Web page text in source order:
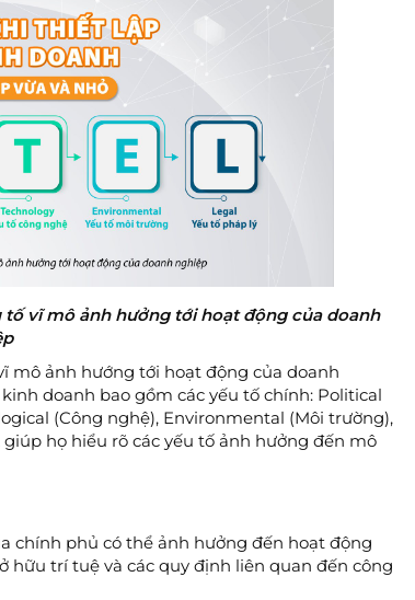
tố vĩ mô ảnh hưởng tới hoạt động của doanh
mô ảnh hướng tới hoạt động của doanh
doanh bao gồm các yếu tố chính: Political
(Công nghệ), Environmental (Môi trường),
giúp họ hiểu rõ các yếu tố ảnh hưởng đến mô
chính phủ có thể ảnh hưởng đến hoạt động
hữu trí tuệ và các quy định liên quan đến công